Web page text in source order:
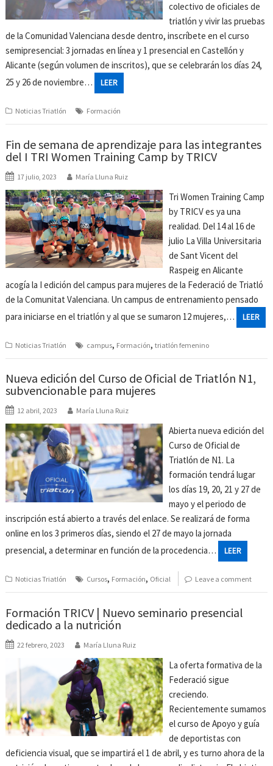
colectivo de oficiales de
triatlón y vivir las pruebas
de la Comunidad Valenciana desde dentro, inscríbete en el curso
semipresencial: 3 jornadas en línea y 1 presencial en Castellón y
Alicante (según volumen de inscritos), que se celebrarán los días 24,
25 y 26 de noviembre…
LEER
Noticias Triatlón Formación
Fin de semana de aprendizaje para las integrantes
del I TRI Women Training Camp by TRICV
17 julio, 2023 María Lluna Ruiz
Tri Women Training Camp
by TRICV es ya una
realidad. Del 14 al 16 de
julio La Villa Universitaria
de Sant Vicent del
Raspeig en Alicante
acogía la I edición del campus para mujeres de la Federació de Triatló
de la Comunitat Valenciana. Un campus de entrenamiento pensado
para iniciarse en el triatlón y al que se sumaron 12 mujeres,…
LEER
Noticias Triatlón campus, Formación,triatlón femenino
Nueva edición del Curso de Oficial de Triatlón N1,
subvencionable para mujeres
12 abril, 2023 María Lluna Ruiz
Abierta nueva edición del
Curso de Oficial de
Triatlón de N1. La
formación tendrá lugar
los días 19, 20, 21 y 27 de
mayo y el periodo de
inscripción está abierto a través del enlace. Se realizará de forma
online en los 3 primeros días, siendo el 27 de mayo la jornada
presencial, a determinar en función de la procedencia…
LEER
Noticias Triatlón Cursos, Formación, Oficial Leave a comment
Formación TRICV | Nuevo seminario presencial
dedicado a la nutrición
22 febrero, 2023 María Lluna Ruiz
La oferta formativa de la
Federació sigue
creciendo.
Recientemente sumamos
el curso de Apoyo y guía
de deportistas con
deficiencia visual, que se impartirá el 1 de abril, y es turno ahora de la